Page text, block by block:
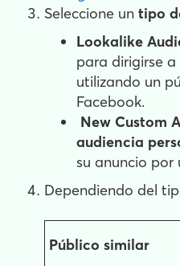
Seleccione un tipo
Lookalike
para dirigirse a
utilizando un
Facebook.
New Custom
audiencia
su anuncio por
Dependiendo del
Público similar